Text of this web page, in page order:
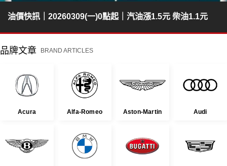
油價快訊｜20260309(一)0點起｜汽油漲1.5元 柴油1.1元
品牌文章 BRAND ARTICLES
Acura Alfa-Romeo Aston-Martin Audi